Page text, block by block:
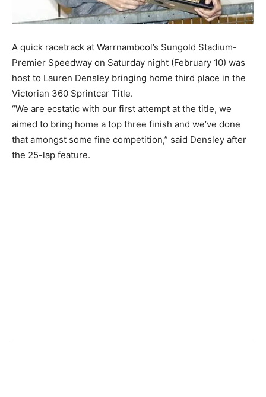
A quick racetrack at Warrnambool’s Sungold Stadium-
Premier Speedway on Saturday night (February 10) was
host to Lauren Densley bringing home third place in the
Victorian 360 Sprintcar Title.
“We are ecstatic with our first attempt at the title, we
aimed to bring home a top three finish and we’ve done
that amongst some fine competition,” said Densley after
the 25-lap feature.